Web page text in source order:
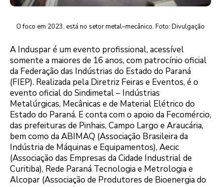
O foco em 2023, está no setor metal–mecânico. Foto: Divulgação
A Induspar é um evento profissional, acessível
somente a maiores de 16 anos, com patrocínio oficial
da Federação das Indústrias do Estado do Paraná
(FIEP). Realizada pela Diretriz Feiras e Eventos, é o
evento oficial do Sindimetal – Indústrias
Metalúrgicas, Mecânicas e de Material Elétrico do
Estado do Paraná. E conta com o apoio da Fecomércio,
das prefeituras de Pinhais, Campo Largo e Araucária,
bem como da ABIMAQ (Associação Brasileira da
Indústria de Máquinas e Equipamentos), Aecic
(Associação das Empresas da Cidade Industrial de
Curitiba), Rede Paraná Tecnologia e Metrologia e
Alcopar (Associação de Produtores de Bioenergia do